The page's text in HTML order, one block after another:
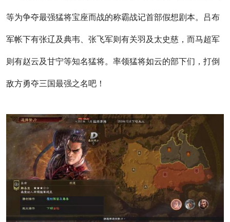
等为争夺最强猛将宝座而战的称霸战记首部假想剧本。吕布
军帐下有张辽及典韦、张飞军则有关羽及太史慈，而马超军
则有赵云及甘宁等知名猛将。率领猛将如云的部下们，打倒
敌方勇夺三国最强之名吧！